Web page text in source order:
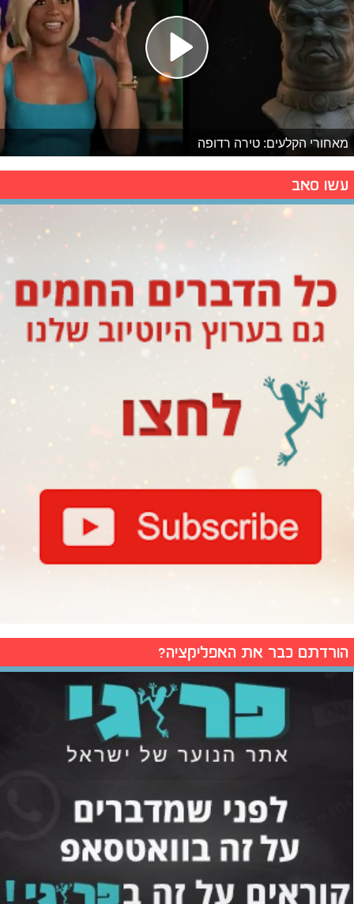
מאחורי הקלעים: טירה רדופה
עשו סאב
הורדתם כבר את האפליקציה?